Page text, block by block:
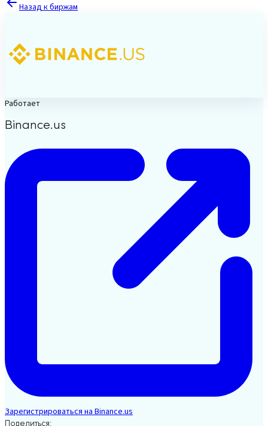
Назад к биржам
Работает
Binance.us
Зарегистрироваться на Binance.us
Поделиться: